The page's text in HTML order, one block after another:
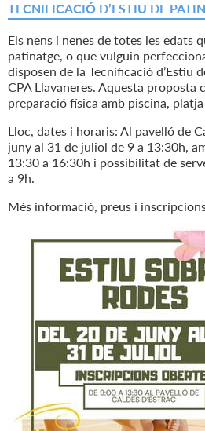
TECNIFICACIÓ D’ESTIU DE
Els nens i nenes de totes les edats
patinatge, o que vulguin
disposen de la Tecnificació d’Estiu
CPA Llavaneres. Aquesta proposta
preparació física amb piscina,
Lloc, dates i horaris: Al pavelló de
juny al 31 de juliol de 9 a 13:30h,
13:30 a 16:30h i possibilitat de
a 9h.
Més informació, preus i